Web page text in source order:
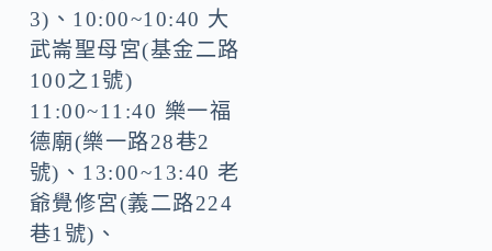
3)、10:00~10:40 大
武崙聖母宮(基金二路
100之1號)
11:00~11:40 樂一福
德廟(樂一路28巷2
號)、13:00~13:40 老
爺覺修宮(義二路224
巷1號)、